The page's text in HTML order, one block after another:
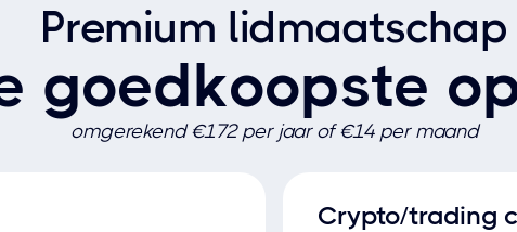
Premium lidmaatschap
goedkoopste
omgerekend €172 per jaar of €14 per maand
Crypto/trading